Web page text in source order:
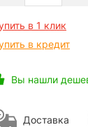
в 1 клик
в кредит
Вы нашли
Доставка